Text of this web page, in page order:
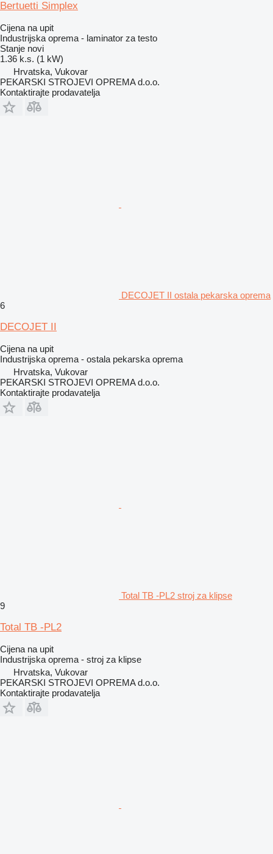
Bertuetti Simplex
Cijena na upit
Industrijska oprema - laminator za testo
Stanje novi
1.36 k.s. (1 kW)
Hrvatska, Vukovar
PEKARSKI STROJEVI OPREMA d.o.o.
Kontaktirajte prodavatelja
DECOJET II ostala pekarska oprema
6
DECOJET II
Cijena na upit
Industrijska oprema - ostala pekarska oprema
Hrvatska, Vukovar
PEKARSKI STROJEVI OPREMA d.o.o.
Kontaktirajte prodavatelja
Total TB -PL2 stroj za klipse
9
Total TB -PL2
Cijena na upit
Industrijska oprema - stroj za klipse
Hrvatska, Vukovar
PEKARSKI STROJEVI OPREMA d.o.o.
Kontaktirajte prodavatelja